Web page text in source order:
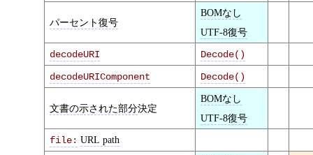
パーセント復号
BOMなし
UTF-8復号
decodeURI
Decode()
decodeURIComponent
Decode()
文書の示された部分決定
BOMなし
UTF-8復号
file: URL path